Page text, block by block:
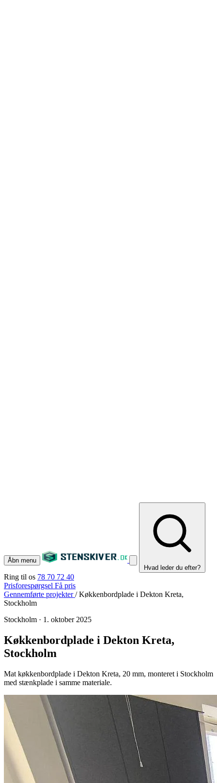
Åbn menu
Hvad leder du efter?
Ring til os 78 70 72 40
Prisforespørgsel Få pris
Gennemførte projekter/ Køkkenbordplade i Dekton Kreta,
Stockholm
Stockholm · 1. oktober 2025
Køkkenbordplade i Dekton Kreta,
Stockholm
Mat køkkenbordplade i Dekton Kreta, 20 mm, monteret i Stockholm
med stænkplade i samme materiale.